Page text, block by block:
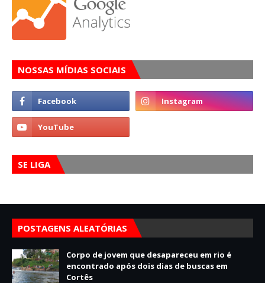
NOSSAS MÍDIAS SOCIAIS
SE LIGA
POSTAGENS ALEATÓRIAS
Corpo de jovem que desapareceu em rio é
encontrado após dois dias de buscas em
Cortês